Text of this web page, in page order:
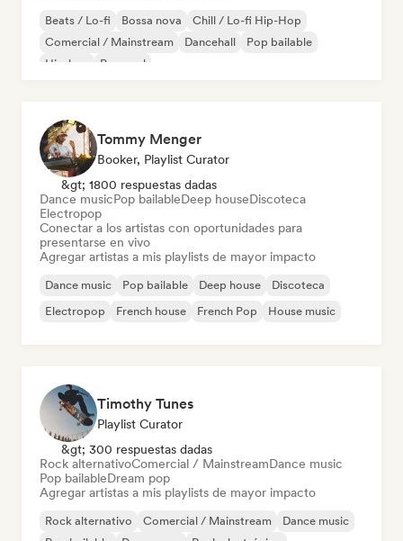
Beats / Lo-fi Bossa nova
Chill / Lo-fi Hip-Hop
Comercial / Mainstream
Dancehall
Pop bailable
Hip-hop
Pop soul
Tommy Menger
Booker, Playlist Curator
&gt; 1800 respuestas dadas
Dance musicPop bailableDeep houseDiscoteca
Electropop
Conectar a los artistas con oportunidades para
presentarse en vivo
Agregar artistas a mis playlists de mayor impacto
Dance music Pop bailable Deep house
Discoteca
Electropop
French house French Pop House music
Timothy Tunes
Playlist Curator
&gt; 300 respuestas dadas
Rock alternativoComercial / MainstreamDance music
Pop bailableDream pop
Agregar artistas a mis playlists de mayor impacto
Rock alternativo Comercial / Mainstream
Dance music